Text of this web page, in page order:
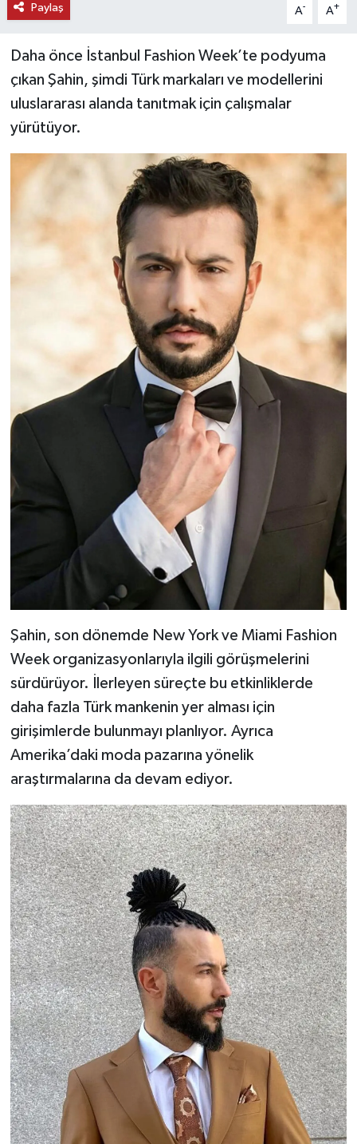
Paylaş A- A+
Daha önce İstanbul Fashion Week’te podyuma
çıkan Şahin, şimdi Türk markaları ve modellerini
uluslararası alanda tanıtmak için çalışmalar
yürütüyor.
Şahin, son dönemde New York ve Miami Fashion
Week organizasyonlarıyla ilgili görüşmelerini
sürdürüyor. İlerleyen süreçte bu etkinliklerde
daha fazla Türk mankenin yer alması için
girişimlerde bulunmayı planlıyor. Ayrıca
Amerika’daki moda pazarına yönelik
araştırmalarına da devam ediyor.